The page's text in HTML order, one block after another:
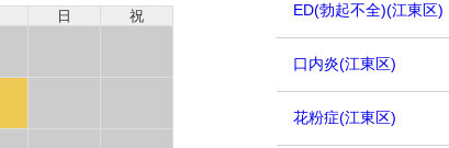
日 祝 ED(勃起不全)(江東区)
口内炎(江東区)
花粉症(江東区)